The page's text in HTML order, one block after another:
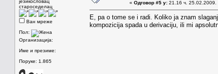
језикословац
староседелац
Ван мреже
Пол:
Организација:
Име и презиме:
Поруке: 1.865
« Одговор #5 у: 21.16 ч. 25.02.2009.
E, pa o tome se i radi. Koliko ja znam
kompozicija spada u derivaciju, ili mi